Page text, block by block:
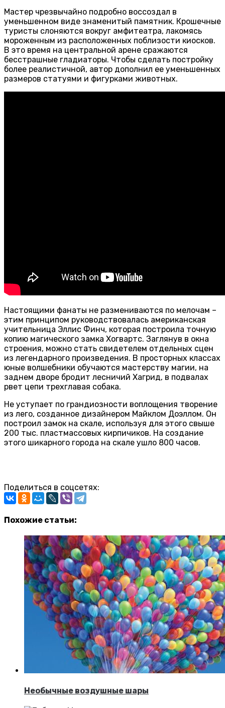
Мастер чрезвычайно подробно воссоздал в
уменьшенном виде знаменитый памятник. Крошечные
туристы слоняются вокруг амфитеатра, лакомясь
мороженным из расположенных поблизости киосков.
В это время на центральной арене сражаются
бесстрашные гладиаторы. Чтобы сделать постройку
более реалистичной, автор дополнил ее уменьшенных
размеров статуями и фигурками животных.
Настоящими фанаты не размениваются по мелочам –
этим принципом руководствовалась американская
учительница Эллис Финч, которая построила точную
копию магического замка Хогвартс. Заглянув в окна
строения, можно стать свидетелем отдельных сцен
из легендарного произведения. В просторных классах
юные волшебники обучаются мастерству магии, на
заднем дворе бродит лесничий Хагрид, в подвалах
рвет цепи трехглавая собака.
Не уступает по грандиозности воплощения творение
из лего, созданное дизайнером Майклом Доэллом. Он
построил замок на скале, используя для этого свыше
200 тыс. пластмассовых кирпичиков. На создание
этого шикарного города на скале ушло 800 часов.
Поделиться в соцсетях:
Похожие статьи:
Необычные воздушные шары